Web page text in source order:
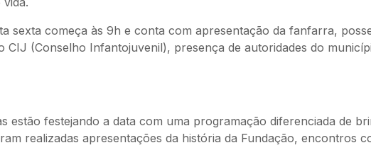
sexta começa às 9h e conta com apresentação da fanfarra,
CIJ (Conselho Infantojuvenil), presença de autoridades do
estão festejando a data com uma programação diferenciada de
realizadas apresentações da história da Fundação, encontros